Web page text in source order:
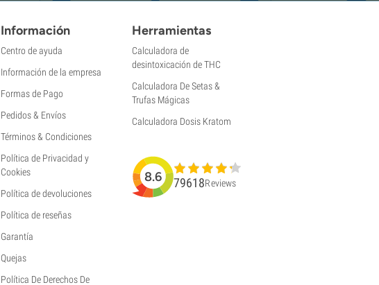
Información
Centro de ayuda
Información de la empresa
Formas de Pago
Pedidos & Envíos
Términos & Condiciones
Política de Privacidad y
Cookies
Política de devoluciones
Política de reseñas
Garantía
Quejas
Política De Derechos De
Herramientas
Calculadora de
desintoxicación de THC
Calculadora De Setas &
Trufas Mágicas
Calculadora Dosis Kratom
8.6 79618Reviews